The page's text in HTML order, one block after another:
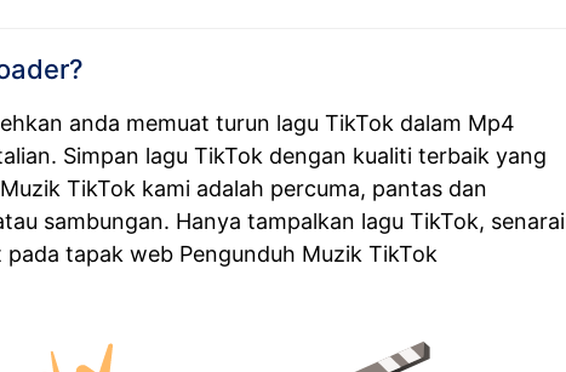
anda memuat turun lagu TikTok dalam Mp4
Simpan lagu TikTok dengan kualiti terbaik yang
TikTok kami adalah percuma, pantas dan
sambungan. Hanya tampalkan lagu TikTok, senarai
tapak web Pengunduh Muzik TikTok